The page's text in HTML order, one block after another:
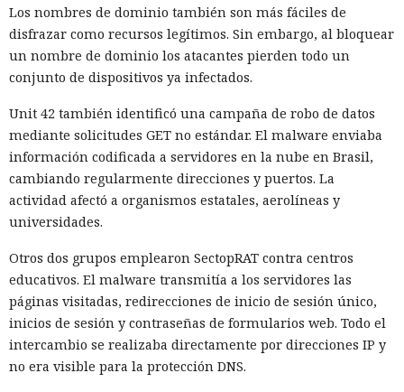
Los nombres de dominio también son más fáciles de
disfrazar como recursos legítimos. Sin embargo, al bloquear
un nombre de dominio los atacantes pierden todo un
conjunto de dispositivos ya infectados.
Unit 42 también identificó una campaña de robo de datos
mediante solicitudes GET no estándar. El malware enviaba
información codificada a servidores en la nube en Brasil,
cambiando regularmente direcciones y puertos. La
actividad afectó a organismos estatales, aerolíneas y
universidades.
Otros dos grupos emplearon SectopRAT contra centros
educativos. El malware transmitía a los servidores las
páginas visitadas, redirecciones de inicio de sesión único,
inicios de sesión y contraseñas de formularios web. Todo el
intercambio se realizaba directamente por direcciones IP y
no era visible para la protección DNS.